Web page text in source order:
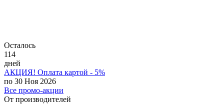
Осталось
114
дней
АКЦИЯ! Оплата картой - 5%
по 30 Ноя 2026
Все промо-акции
От производителей